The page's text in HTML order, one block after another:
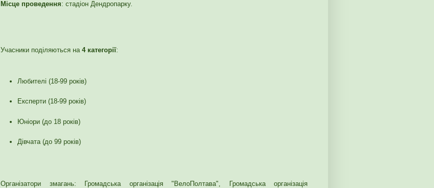
Місце проведення: стадіон Дендропарку.
Учасники поділяються на 4 категорії:
Любителі (18-99 років)
Експерти (18-99 років)
Юніори (до 18 років)
Дівчата (до 99 років)
Організатори змагань: Громадська організація "ВелоПолтава", Громадська організація